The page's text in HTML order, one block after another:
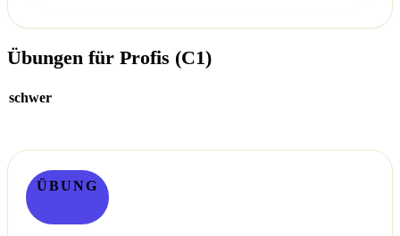
Übungen für Profis (C1)
schwer
ÜBUNG